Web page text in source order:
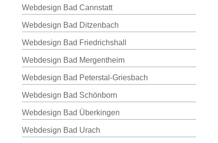
Webdesign Bad Cannstatt
Webdesign Bad Ditzenbach
Webdesign Bad Friedrichshall
Webdesign Bad Mergentheim
Webdesign Bad Peterstal-Griesbach
Webdesign Bad Schönborn
Webdesign Bad Überkingen
Webdesign Bad Urach